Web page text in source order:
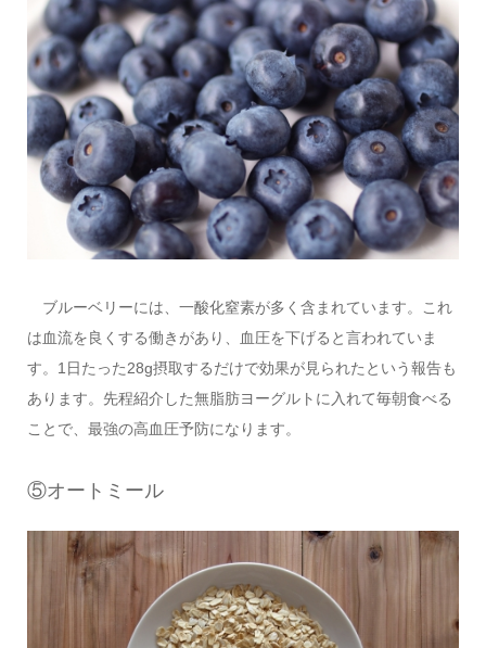
ブルーベリーには、一酸化窒素が多く含まれています。これ
は血流を良くする働きがあり、血圧を下げると言われていま
す。1日たった28g摂取するだけで効果が見られたという報告も
あります。先程紹介した無脂肪ヨーグルトに入れて毎朝食べる
ことで、最強の高血圧予防になります。
⑤オートミール